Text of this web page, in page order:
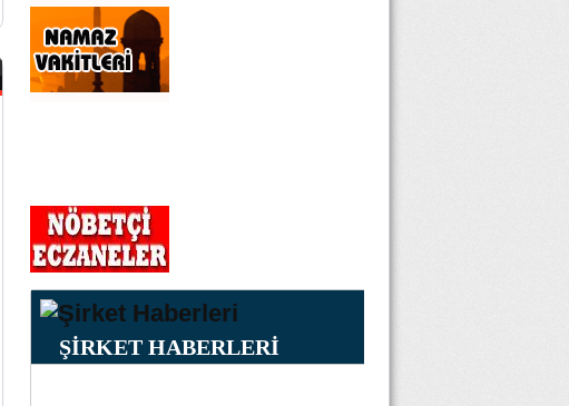
ŞİRKET HABERLERİ